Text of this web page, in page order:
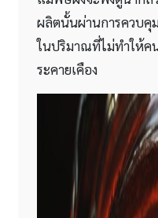
ผลิตนั้นผ่านการควบคุ
ในปริมาณที่ไม่ทำให้ค
ระคายเคือง